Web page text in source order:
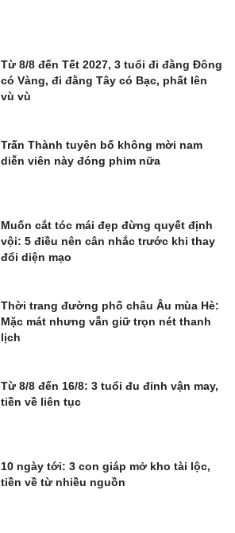
Từ 8/8 đến Tết 2027, 3 tuổi đi đằng Đông
có Vàng, đi đằng Tây có Bạc, phất lên
vù vù
Trấn Thành tuyên bố không mời nam
diễn viên này đóng phim nữa
Muốn cắt tóc mái đẹp đừng quyết định
vội: 5 điều nên cân nhắc trước khi thay
đổi diện mạo
Thời trang đường phố châu Âu mùa Hè:
Mặc mát nhưng vẫn giữ trọn nét thanh
lịch
Từ 8/8 đến 16/8: 3 tuổi đu đỉnh vận may,
tiền về liên tục
10 ngày tới: 3 con giáp mở kho tài lộc,
tiền về từ nhiều nguồn